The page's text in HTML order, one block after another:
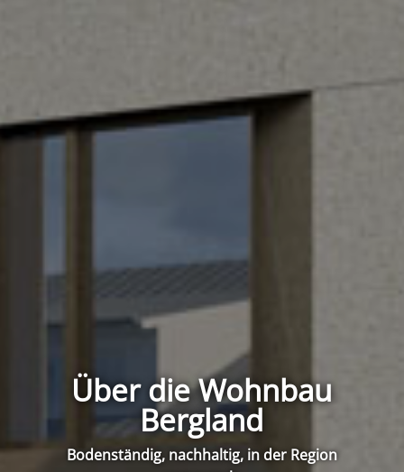
Über die Wohnbau
Bergland
Bodenständig, nachhaltig, in der Region